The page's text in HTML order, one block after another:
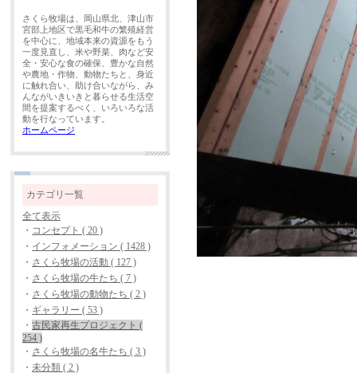
さくら牧場は、岡山県北、津山市
宮部上地区で黒毛和牛の繁殖経営
を中心に、地域本来の資源をもう
一度見直し、米や野菜、肉など安
全・安心な食の確保、豊かな自然
や農地・作物、動物たちと、身近
に触れ合い、助け合いながら、み
んながいきいきと暮らせる生活空
間を提案するべく、いろいろな活
動を行なっています。
ホームページ
カテゴリ一覧
全て表示
・ コンセプト ( 20 )
・ インフォメーション ( 1428 )
・ さくら牧場の活動 ( 127 )
・ さくら牧場の牛たち ( 7 )
・ さくら牧場の動物たち ( 2 )
・ ギャラリー ( 53 )
・ 古民家再生プロジェクト (
254 )
・ さくら牧場の名牛たち ( 3 )
・ 未分類 ( 2 )